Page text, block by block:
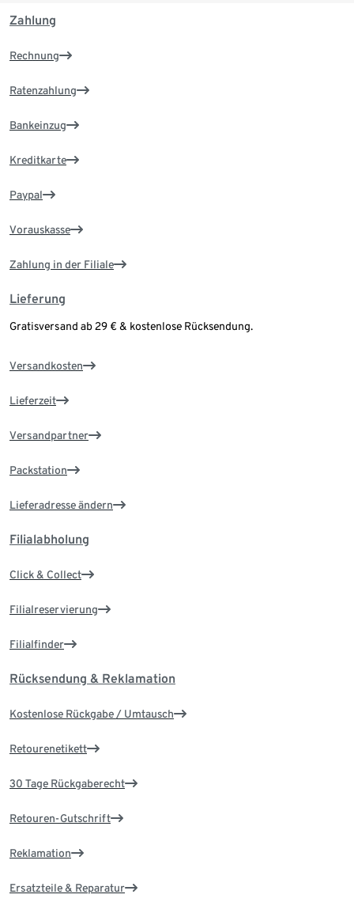
Zahlung
Rechnung
Ratenzahlung
Bankeinzug
Kreditkarte
Paypal
Vorauskasse
Zahlung in der Filiale
Lieferung
Gratisversand ab 29 € & kostenlose Rücksendung.
Versandkosten
Lieferzeit
Versandpartner
Packstation
Lieferadresse ändern
Filialabholung
Click & Collect
Filialreservierung
Filialfinder
Rücksendung & Reklamation
Kostenlose Rückgabe / Umtausch
Retourenetikett
30 Tage Rückgaberecht
Retouren-Gutschrift
Reklamation
Ersatzteile & Reparatur